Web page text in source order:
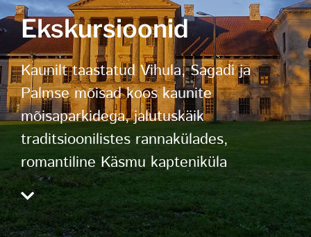
Ekskursioonid
Kaunilt taastatud Vihula, Sagadi ja
Palmse mõisad koos kaunite
mõisaparkidega, jalutuskäik
traditsioonilistes rannakülades,
romantiline Käsmu kapteniküla